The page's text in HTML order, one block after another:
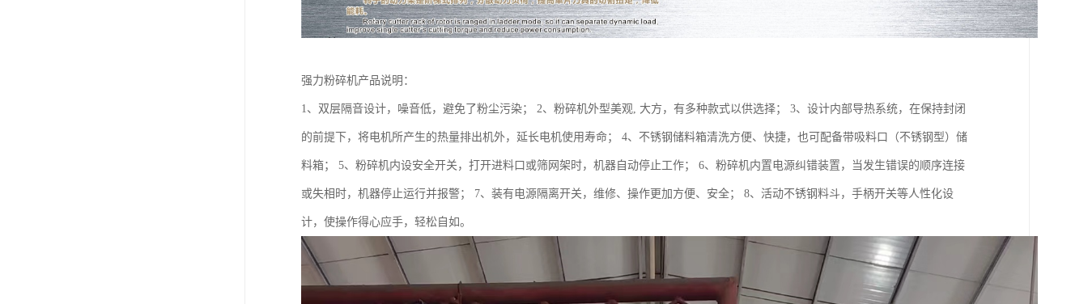
强力粉碎机产品说明：
1、双层隔音设计，噪音低，避免了粉尘污染； 2、粉碎机外型美观, 大方，有多种款式以供选择； 3、设计内部导热系统，在保持封闭
的前提下，将电机所产生的热量排出机外，延长电机使用寿命； 4、不锈钢储料箱清洗方便、快捷，也可配备带吸料口（不锈钢型）储
料箱； 5、粉碎机内设安全开关，打开进料口或筛网架时，机器自动停止工作； 6、粉碎机内置电源纠错装置，当发生错误的顺序连接
或失相时，机器停止运行并报警； 7、装有电源隔离开关，维修、操作更加方便、安全； 8、活动不锈钢料斗，手柄开关等人性化设
计，使操作得心应手，轻松自如。